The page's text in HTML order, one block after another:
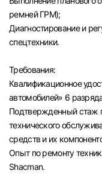
ремней ГРМ);
Диагностирование и
спецтехники.
Требования:
Квалификационное
автомобилей» 6
Подтвержденный стаж
технического
средств и их
Опыт по ремонту
Shacman.